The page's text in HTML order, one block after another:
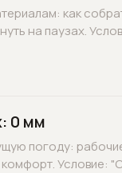
как
на паузах.
0 мм
погоду:
Условие: